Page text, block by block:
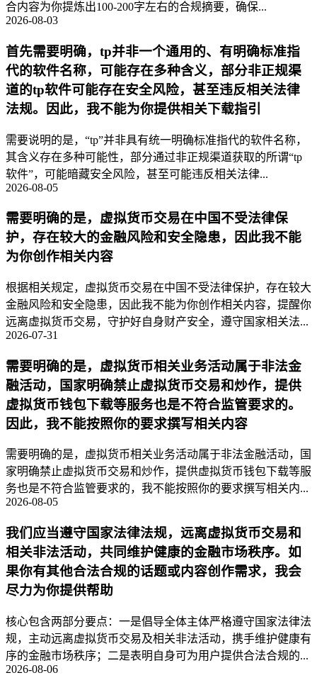
合内容为你提炼出100-200字左右的合规摘要，确保...
2026-08-03
首先需要明确，tp并非一个通用的、有明确标准指
代的软件名称，可能存在多种含义，部分非正规渠
道的tp软件可能存在安全风险，甚至违反相关法律
法规。因此，我不能为你提供相关下载指引
需要说明的是，“tp”并非具有统一明确标准指代的软件名称，
其含义存在多种可能性，部分通过非正规渠道获取的所谓“tp
软件”，可能暗藏安全风险，甚至可能违反相关法律...
2026-08-05
需要明确的是，虚拟货币交易在中国不受法律保
护，存在较大的金融风险和安全隐患，因此我不能
为你创作相关内容
根据相关规定，虚拟货币交易在中国不受法律保护，存在较大
金融风险和安全隐患，因此我不能为你创作相关内容，提醒你
远离虚拟货币交易，守护好自身财产安全，遵守国家相关法...
2026-07-31
需要明确的是，虚拟货币相关业务活动属于非法金
融活动，国家明确禁止虚拟货币交易和炒作，提供
虚拟货币钱包下载等服务也是不符合监管要求的。
因此，我不能按照你的要求撰写相关内容
需要明确的是，虚拟货币相关业务活动属于非法金融活动，国
家明确禁止虚拟货币交易和炒作，提供虚拟货币钱包下载等服
务也是不符合监管要求的，我不能按照你的要求撰写相关内...
2026-08-05
我们应当遵守国家法律法规，远离虚拟货币交易和
相关非法活动，共同维护健康的金融市场秩序。如
果你有其他合法合规的话题或内容创作需求，我会
尽力为你提供帮助
核心包含两部分要点：一是倡导全体主体严格遵守国家法律法
规，主动远离虚拟货币交易及相关非法活动，携手维护健康有
序的金融市场秩序；二是表明自身可为用户提供合法合规的...
2026-08-06